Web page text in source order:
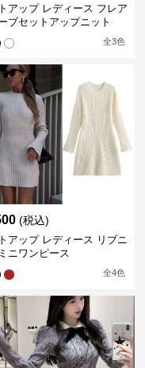
アップ レディース フレア
ブセットアップニット
全3色
(税込)
アップ レディース リブニ
ニワンピース
全4色